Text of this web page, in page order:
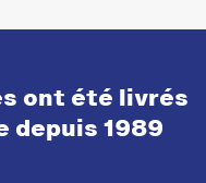
ont été livrés
depuis 1989